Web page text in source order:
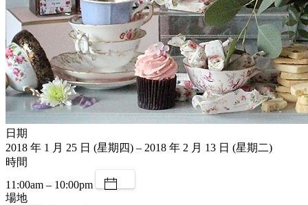
日期
2018 年 1 月 25 日 (星期四) – 2018 年 2 月 13 日 (星期二)
時間
11:00am – 10:00pm
場地